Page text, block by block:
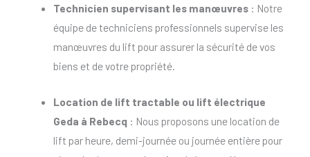
Technicien supervisant les manœuvres: Notre
équipe de techniciens professionnels supervise les
manœuvres du lift pour assurer la sécurité de vos
biens et de votre propriété.
Location de lift tractable ou lift électrique
Geda à Rebecq : Nous proposons une location de
lift par heure, demi-journée ou journée entière pour